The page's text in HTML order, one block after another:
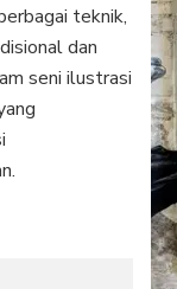
teknik,
dan
seni ilustrasi